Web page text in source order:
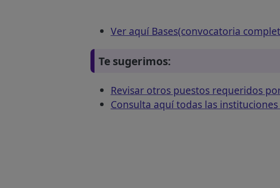
Ver aquí Bases(convocatoria
Te sugerimos:
Revisar otros puestos requeridos
Consulta aquí todas las